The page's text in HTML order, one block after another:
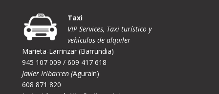
Taxi
VIP Services, Taxi turístico y
vehículos de alquiler
Marieta-Larrinzar (Barrundia)
945 107 009 / 609 417 618
Javier Iribarren (Agurain)
608 871 820